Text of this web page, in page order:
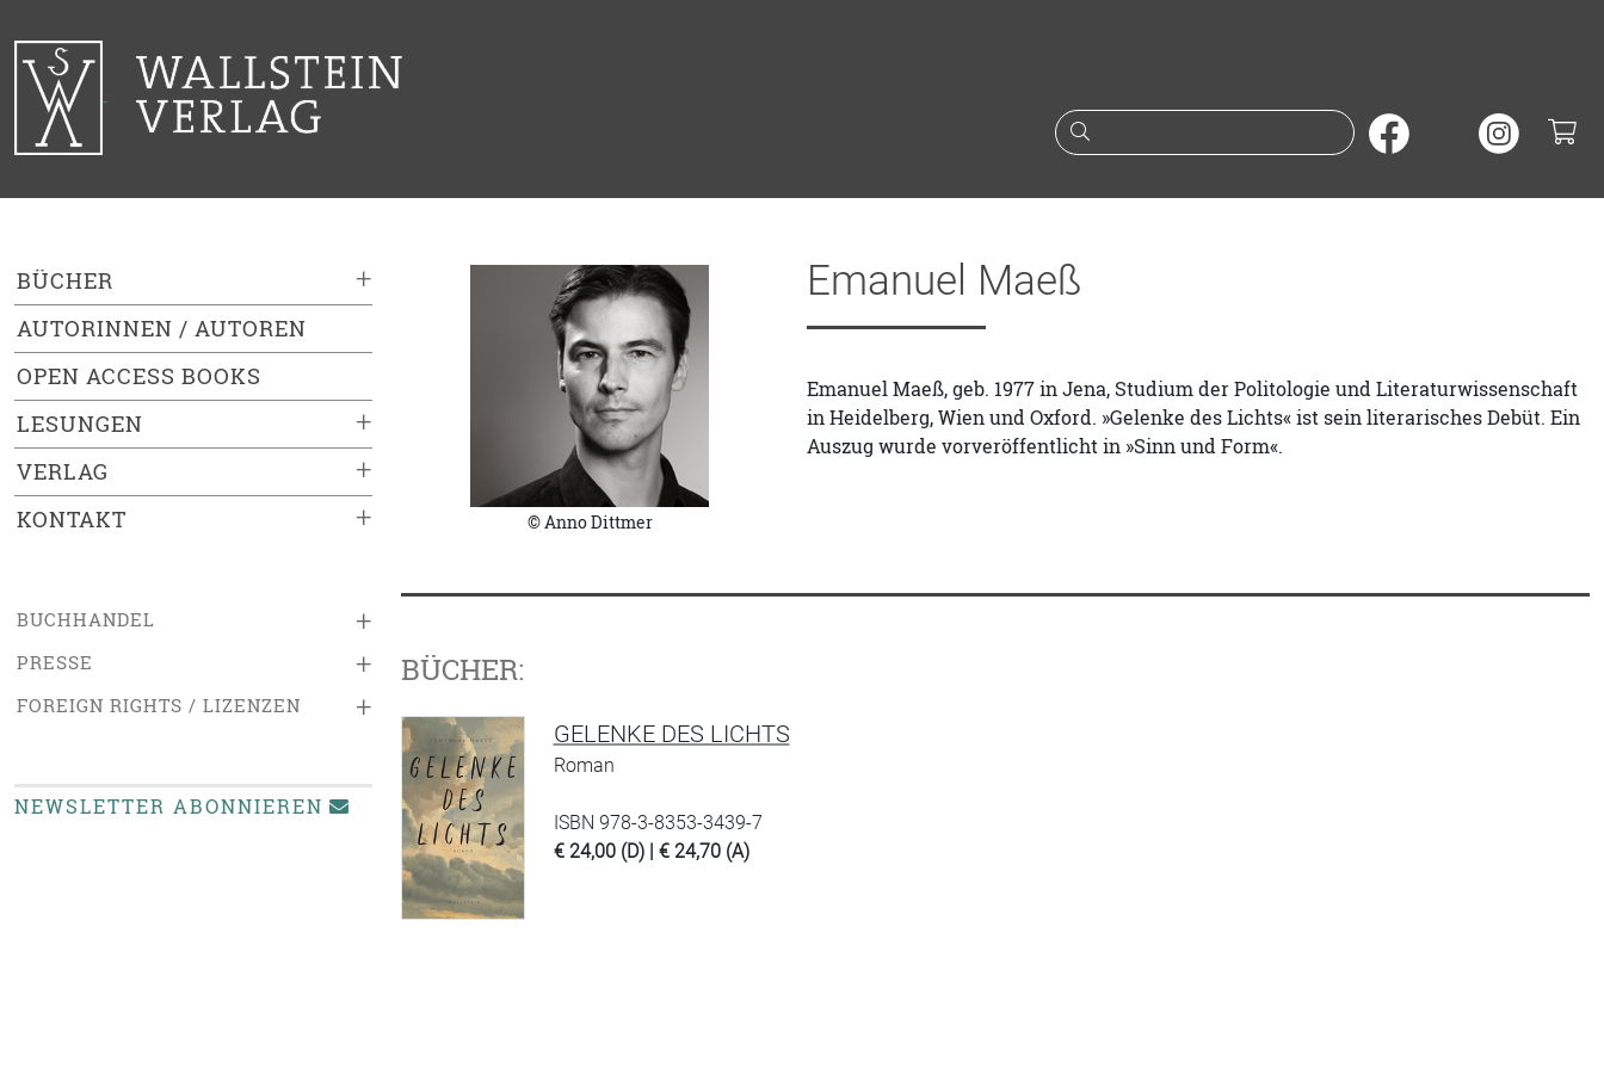
Suche nach Büchern oder
+
BÜCHER
AUTORINNEN / AUTOREN
OPEN ACCESS BOOKS
+
LESUNGEN
+
VERLAG
+
KONTAKT
+
BUCHHANDEL
+
PRESSE
+
FOREIGN RIGHTS / LIZENZEN
NEWSLETTER ABONNIEREN
© Anno Dittmer
Emanuel Maeß
Emanuel Maeß, geb. 1977 in Jena, Studium der Politologie und Literaturwissenschaft
in Heidelberg, Wien und Oxford. »Gelenke des Lichts« ist sein literarisches Debüt. Ein
Auszug wurde vorveröffentlicht in »Sinn und Form«.
BÜCHER:
GELENKE DES LICHTS
Roman
ISBN 978-3-8353-3439-7
€ 24,00 (D) | € 24,70 (A)